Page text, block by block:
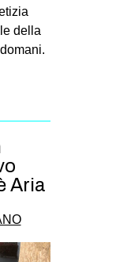
della
Aria